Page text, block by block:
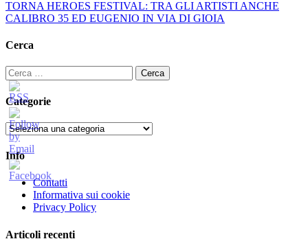
TORNA HEROES FESTIVAL: TRA GLI ARTISTI ANCHE
CALIBRO 35 ED EUGENIO IN VIA DI GIOIA
Cerca
Ricerca
per:
Categorie
Categorie
Info
Contatti
Informativa sui cookie
Privacy Policy
Articoli recenti